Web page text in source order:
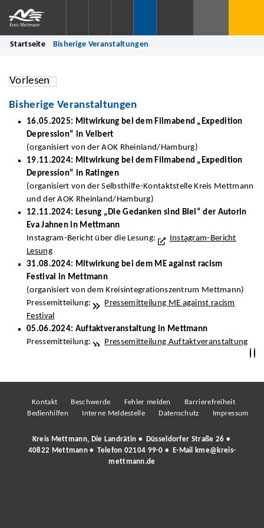
Startseite Bisherige Veranstaltungen
Vorlesen
Bisherige Veranstaltungen
16.05.2025: Mitwirkung bei dem Filmabend „Expedition
Depression“ in Velbert
(organisiert von der AOK Rheinland/Hamburg)
19.11.2024: Mitwirkung bei dem Filmabend „Expedition
Depression“ in Ratingen
(organisiert von der Selbsthilfe-Kontaktstelle Kreis Mettmann
und der AOK Rheinland/Hamburg)
12.11.2024: Lesung „Die Gedanken sind Blei“ der Autorin
Eva Jahnen in Mettmann
Instagram-Bericht über die Lesung:
Instagram-Bericht
Lesung
31.08.2024: Mitwirkung bei dem ME against racism
Festival in Mettmann
(organisiert von dem Kreisintegrationszentrum Mettmann)
Pressemitteilung:
Pressemitteilung ME against racism
Festival
05.06.2024: Auftaktveranstaltung in Mettmann
Pressemitteilung:
Pressemitteilung Auftaktveranstaltung
Kontakt Beschwerde Fehler melden
Barrierefreiheit
Bedienhilfen
Interne Meldestelle Datenschutz Impressum
Kreis Mettmann, Die Landrätin • Düsseldorfer Straße 26 •
40822 Mettmann • Telefon 02104 99-0 • E-Mail
kme@kreis-
mettmann.de